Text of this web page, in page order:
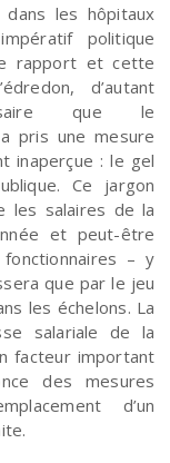
dans les hôpitaux
politique
rapport et cette
d’autant
que le
pris une mesure
inaperçue : le gel
Ce jargon
les salaires de la
et peut-être
– y
que par le jeu
les échelons. La
salariale de la
facteur important
des mesures
d’un